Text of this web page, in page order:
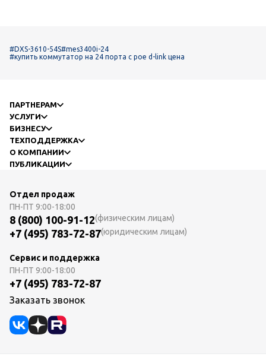
#DXS-3610-54S#mes3400i-24
#купить коммутатор на 24 порта c poe d-link цена
ПАРТНЕРАМ
УСЛУГИ
БИЗНЕСУ
ТЕХПОДДЕРЖКА
О КОМПАНИИ
ПУБЛИКАЦИИ
Отдел продаж
ПН-ПТ 9:00-18:00
8 (800) 100-91-12(физическим лицам)
+7 (495) 783-72-87(юридическим лицам)
Сервис и поддержка
ПН-ПТ 9:00-18:00
+7 (495) 783-72-87
Заказать звонок